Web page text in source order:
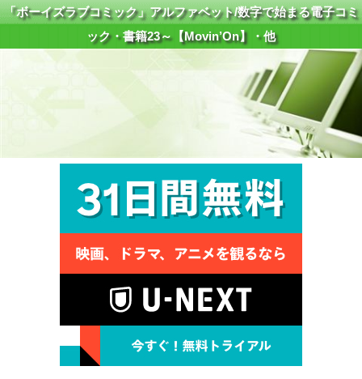
「ボーイズラブコミック」アルファベット/数字で始まる電子コミ
ック・書籍23～【Movin’On】・他